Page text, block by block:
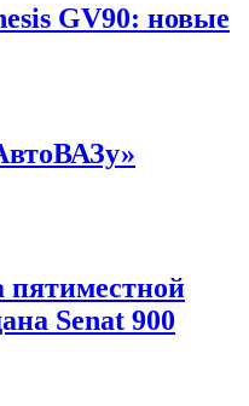
GV90: новые
Senat 900